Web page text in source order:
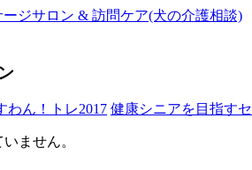
ジサロン & 訪問ケア(犬の介護相談)
わん！トレ2017 健康シニアを目指す
ません。